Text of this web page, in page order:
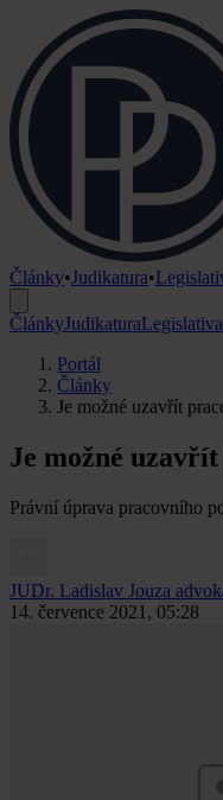
Články•Judikatura•
ČlánkyJudikaturaLegislativa
Portál
Články
Je možné uzavřít
Je možné
Právní úprava pracovního
JUDr. Ladislav Jouza
14. července 2021, 05:28